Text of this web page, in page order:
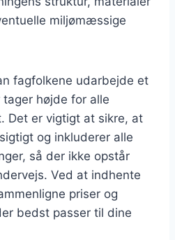
miljømæssige
fagfolkene udarbejde et
højde for alle
Det er vigtigt at sikre, at
og inkluderer alle
så der ikke opstår
Ved at indhente
priser og
bedst passer til dine